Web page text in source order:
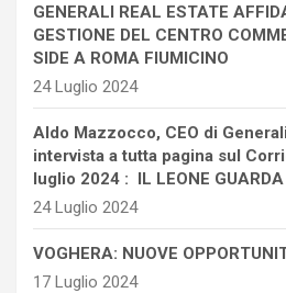
GENERALI REAL ESTATE
GESTIONE DEL CENTRO
SIDE A ROMA FIUMICINO
24 Luglio 2024
Aldo Mazzocco, CEO di
intervista a tutta pagina sul
luglio 2024 : IL LEONE GUARDA
24 Luglio 2024
VOGHERA: NUOVE
17 Luglio 2024